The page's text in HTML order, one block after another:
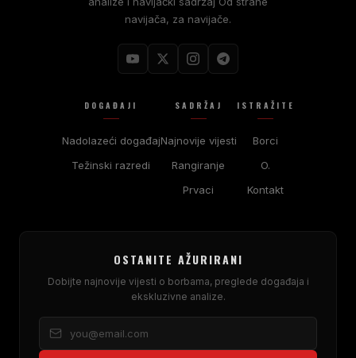
navijača, za navijače.
DOGAĐAJI
Nadolazeći događaj
Težinski razredi
SADRŽAJ
Najnovije vijesti
Rangiranje
Prvaci
ISTRAŽITE
Borci
O.
Kontakt
OSTANITE AŽURIRANI
Dobijte najnovije vijesti o borbama, preglede događaja i
ekskluzivne analize.